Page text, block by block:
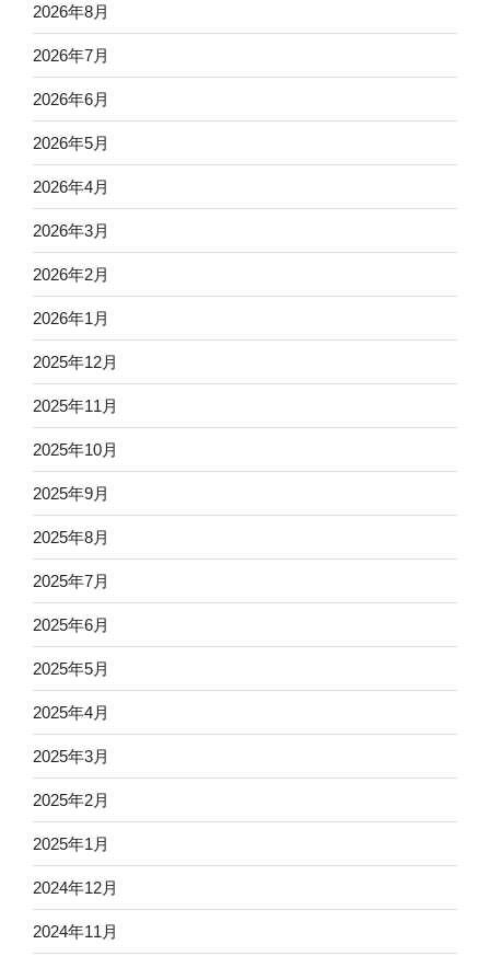
2026年8月
2026年7月
2026年6月
2026年5月
2026年4月
2026年3月
2026年2月
2026年1月
2025年12月
2025年11月
2025年10月
2025年9月
2025年8月
2025年7月
2025年6月
2025年5月
2025年4月
2025年3月
2025年2月
2025年1月
2024年12月
2024年11月